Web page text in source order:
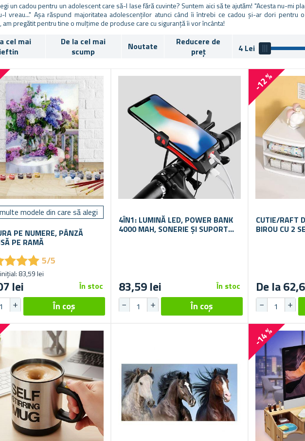
un cadou pentru un adolescent care să-l lase fără cuvinte? Suntem aici să te ajutăm! "Acesta nu-mi
l vreau..." Așa răspund majoritatea adolescenților atunci când îi întrebi ce cadou și-ar dori pentru
am pregătit pentru tine o mulțime de produse care cu siguranță îi vor încânta!
cel mai
ieftin
De la cel mai
scump
Noutate
Reducere de
preț
4 Lei
modele din care să alegi
PE NUMERE, PÂNZĂ
PE RAMĂ
★★★
★★★5/5
83,59 lei
lei În stoc
4ÎN1: LUMINĂ LED, POWER BANK
4000 MAH, SONERIE ȘI SUPORT
83,59 lei În stoc
-12 %
CUTIE/RAFT
BIROU CU 2
De la
-14 %